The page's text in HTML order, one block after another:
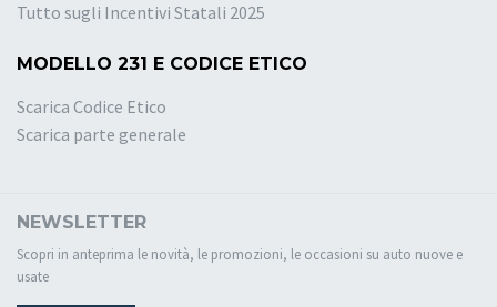
Tutto sugli Incentivi Statali 2025
MODELLO 231 E CODICE ETICO
Scarica Codice Etico
Scarica parte generale
NEWSLETTER
Scopri in anteprima le novità, le promozioni, le occasioni su auto nuove e
usate